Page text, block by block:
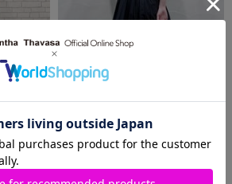
Samantha Thavasa